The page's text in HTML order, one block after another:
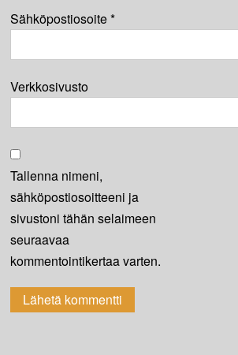
Sähköpostiosoite*
Verkkosivusto
Tallenna nimeni,
sähköpostiosoitteeni ja
sivustoni tähän selaimeen
seuraavaa
kommentointikertaa varten.